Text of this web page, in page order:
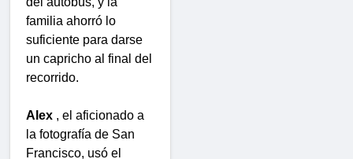
familia ahorró lo
suficiente para darse
un capricho al final del
recorrido.
Alex , el aficionado a
la fotografía de San
Francisco, usó el